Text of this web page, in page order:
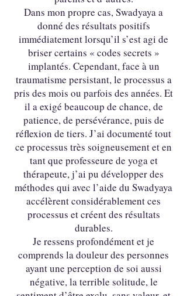
Dans mon propre cas, Swadyaya a
donné des résultats positifs
immédiatement lorsqu’il s’est agi de
briser certains « codes secrets »
implantés. Cependant, face à un
traumatisme persistant, le processus a
pris des mois ou parfois des années. Et
il a exigé beaucoup de chance, de
patience, de persévérance, puis de
réflexion de tiers. J’ai documenté tout
ce processus très soigneusement et en
tant que professeure de yoga et
thérapeute, j’ai pu développer des
méthodes qui avec l’aide du Swadyaya
accélèrent considérablement ces
processus et créent des résultats
durables.
Je ressens profondément et je
comprends la douleur des personnes
ayant une perception de soi aussi
négative, la terrible solitude, le